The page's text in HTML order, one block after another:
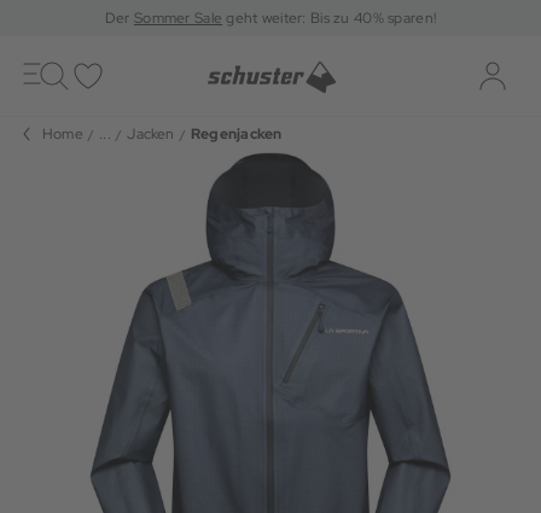
DerSommer Sale geht weiter: Bis zu 40% sparen!
Toggle
navigation
Home ... Jacken Regenjacken